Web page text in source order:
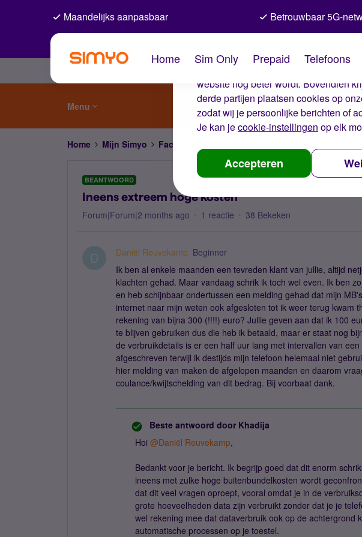
De cookies van
Wij gebruiken cookies op onze
website nog beter wordt. Bovendien
derde partijen plaatsen cookies op
zodat wij je persoonlijke berichten of
Je kan jecookie-instellingen op elk
Accepteren
Maandelijks aanpasbaar Betrouwbaar 5G-
Home Sim Only Prepaid Telefoons
Menu
Home Mijn Simyo Factuur en betalen
BEANTWOORD
Ineens extreem hoge kosten
Forum|Forum|2 months ago 1 reactie 38 Bekeken
D Daniël Reuvekamp Beginner
Ik ben al enkele maanden een tevreden klant van jullie, altijd
klachten gehad. Maar vandaag schrik ik toch wel even. Ik ben
en heb schijnbaar ondertussen een melding gehad dat mijn
internet naar mijn weten ook afgesloten tot ik weer terug kwam
rekening van bijna 300 (!!!!) euro? Jullie geven aan dat ik 100
te blijven gebruiken dus die heb ik betaald, maar er staat nog
de verbruikdetails is er een half uur lang met intervallen van
afgeschreven terwijl ik destijds mijn telefoon helemaal niet
hier melding van maken de afgelopen maanden en daarom
coulance/kwijtschelding van dit bedrag. Bij voorbaat dank.
Beste antwoord door Khadija
Hoi ​ @Daniël Reuvekamp,
Bedankt voor je bericht. Ik begrijp goed dat dit enorm
ineens met zulke hoge buitenbundelkosten wordt
dat dit veel vragen oproept, vooral omdat je in de
grote hoeveelheden data zijn verbruikt zonder dat je je
wel rekening mee dat dataverbruik ook op de achtergrond
automatische processen op je toestel.